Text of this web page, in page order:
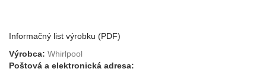
Informačný list výrobku (PDF)
Výrobca: Whirlpool
Poštová a elektronická adresa: